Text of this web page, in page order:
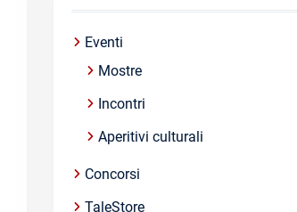
Eventi
Mostre
Incontri
Aperitivi culturali
Concorsi
TaleStore